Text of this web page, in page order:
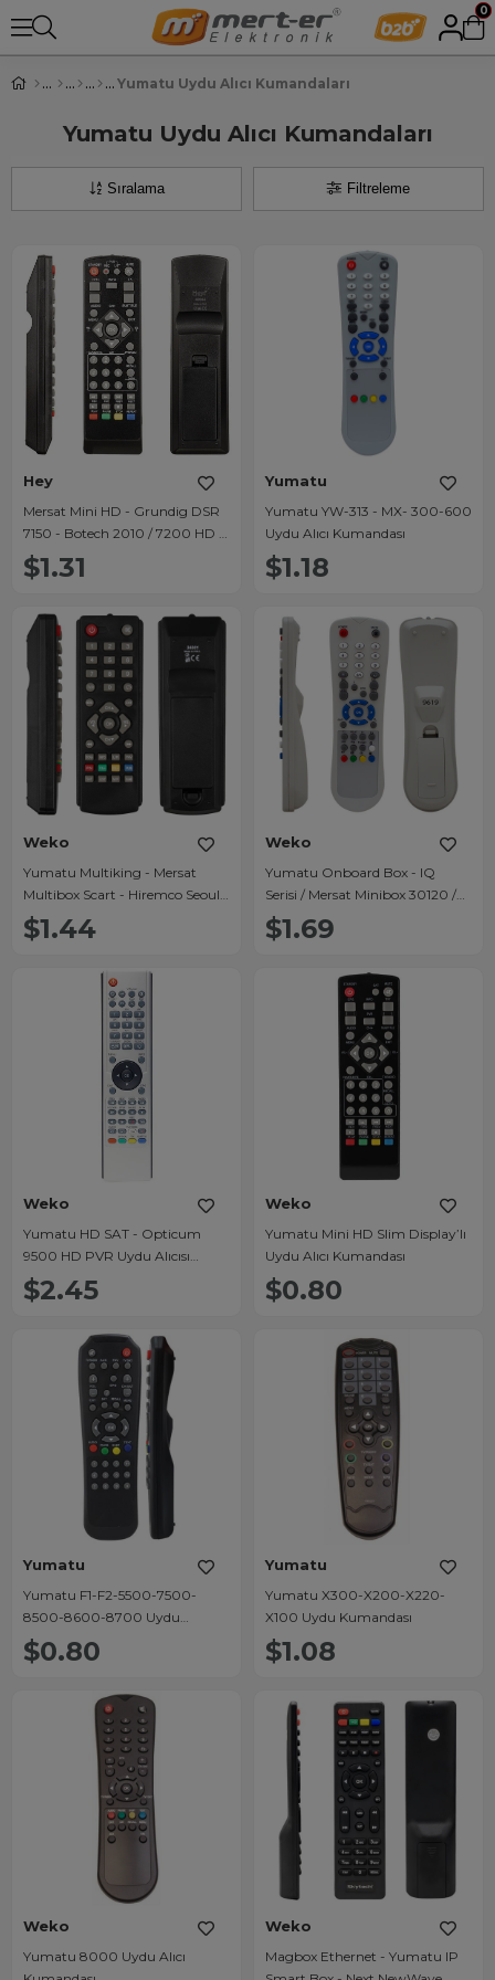
0
Yumatu Uydu Alıcı Kumandaları
Yumatu Uydu Alıcı Kumandaları
Filtreleme
Sıralama
Hey
Mersat Mini HD - Grundig DSR
7150 - Botech 2010 / 7200 HD -
Akiwa AKW 18500 - Benjamin
BJ 980 - Yumatu Slim HD Uydu
$1.31
Yumatu
Yumatu YW-313 - MX- 300-600
Uydu Alıcı Kumandası
$1.18
Weko
Yumatu Multiking - Mersat
Multibox Scart - Hiremco Seoul
Minibox Gold Game Tuşlu Uydu
Alıcısı Kumandası
$1.44
Weko
Yumatu Onboard Box - IQ
Serisi / Mersat Minibox 30120 /
Digiline 16000-16500-18500
Uydu Alıcı Kumandası
$1.69
Weko
Yumatu HD SAT - Opticum
9500 HD PVR Uydu Alıcısı
Kumandası
$2.45
Weko
Yumatu Mini HD Slim Display’lı
Uydu Alıcı Kumandası
$0.80
Yumatu
Yumatu F1-F2-5500-7500-
8500-8600-8700 Uydu
Kumandası 3563
$0.80
Yumatu
Yumatu X300-X200-X220-
X100 Uydu Kumandası
$1.08
Weko
Yumatu 8000 Uydu Alıcı
Weko
Magbox Ethernet - Yumatu IP